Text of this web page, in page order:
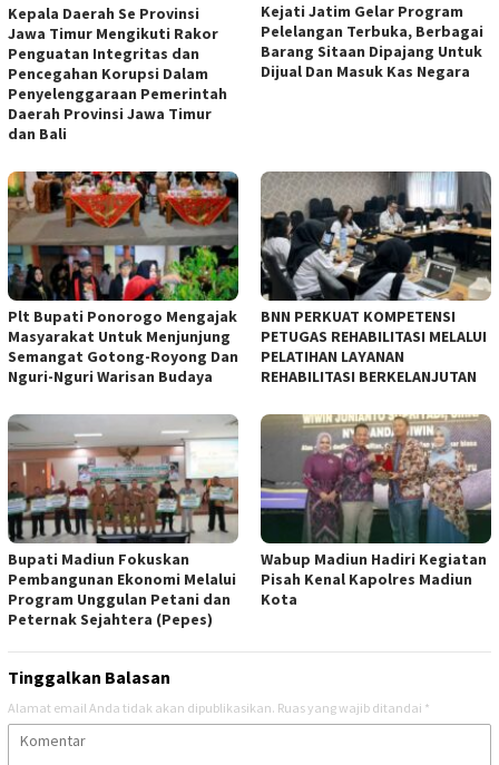
Kepala Daerah Se Provinsi
Jawa Timur Mengikuti Rakor
Penguatan Integritas dan
Pencegahan Korupsi Dalam
Penyelenggaraan Pemerintah
Daerah Provinsi Jawa Timur
dan Bali
Kejati Jatim Gelar Program
Pelelangan Terbuka, Berbagai
Barang Sitaan Dipajang Untuk
Dijual Dan Masuk Kas Negara
Plt Bupati Ponorogo Mengajak
Masyarakat Untuk Menjunjung
Semangat Gotong-Royong Dan
Nguri-Nguri Warisan Budaya
BNN PERKUAT KOMPETENSI
PETUGAS REHABILITASI MELALUI
PELATIHAN LAYANAN
REHABILITASI BERKELANJUTAN
Bupati Madiun Fokuskan
Pembangunan Ekonomi Melalui
Program Unggulan Petani dan
Peternak Sejahtera (Pepes)
Wabup Madiun Hadiri Kegiatan
Pisah Kenal Kapolres Madiun
Kota
Tinggalkan Balasan
Alamat email Anda tidak akan dipublikasikan. Ruas yang wajib ditandai *